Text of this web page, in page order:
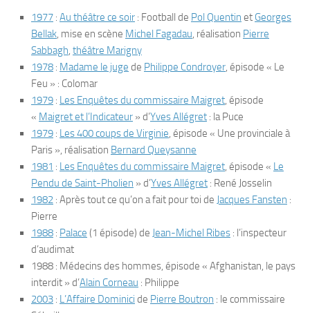
1977 : Au théâtre ce soir : Football de Pol Quentin et Georges
Bellak, mise en scène Michel Fagadau, réalisation Pierre
Sabbagh, théâtre Marigny
1978 : Madame le juge de Philippe Condroyer, épisode « Le
Feu » : Colomar
1979 : Les Enquêtes du commissaire Maigret, épisode
« Maigret et l’Indicateur » d’Yves Allégret : la Puce
1979 : Les 400 coups de Virginie, épisode « Une provinciale à
Paris », réalisation Bernard Queysanne
1981 : Les Enquêtes du commissaire Maigret, épisode « Le
Pendu de Saint-Pholien » d’Yves Allégret : René Josselin
1982 : Après tout ce qu’on a fait pour toi de Jacques Fansten :
Pierre
1988 : Palace (1 épisode) de Jean-Michel Ribes : l’inspecteur
d’audimat
1988 : Médecins des hommes, épisode « Afghanistan, le pays
interdit » d’Alain Corneau : Philippe
2003 : L’Affaire Dominici de Pierre Boutron : le commissaire